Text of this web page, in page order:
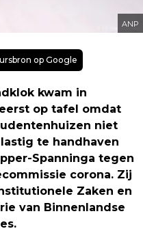
ANP
op Google
kwam in
op tafel omdat
niet
te handhaven
Spanninga tegen
corona. Zij
Zaken en
van Binnenlandse